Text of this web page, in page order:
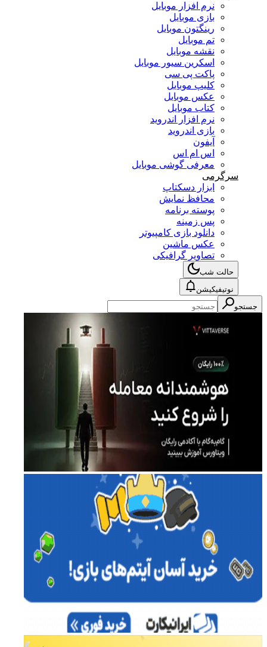
نرم افزار موبایل
بازی موبایل
رینگتون موبایل
تم موبایل
نقشه موبایل
اسکرین سیور موبایل
پاکت پی سی
کلیپ موبایل
عکس موبایل
کتاب موبایل
نرم افزار اندروید
بازی اندروید
آیفون
اس ام اس
معرفی گوشی موبایل
سرگرمی
ابزار دسکتاپ
محافظ نمایش
پوسته برنامه
پس زمینه
دانلود بازی کامپیوتر
عکس ماشین
تصاویر گرافیکی
حالت شب
نوتیفیکیشن
جستجو